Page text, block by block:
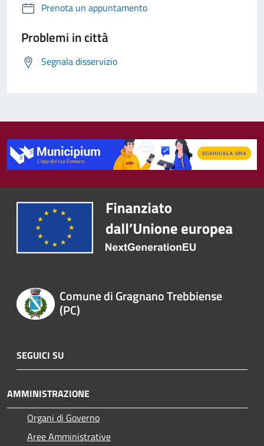
Prenota un appuntamento
Problemi in città
Segnala disservizio
Comune di Gragnano Trebbiense
(PC)
SEGUICI SU
AMMINISTRAZIONE
Organi di Governo
Aree Amministrative